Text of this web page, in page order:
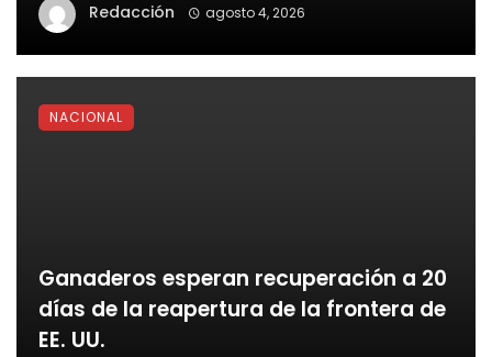
Redacción agosto 4, 2026
Ganaderos esperan recuperación a 20
días de la reapertura de la frontera de
EE. UU.
NACIONAL